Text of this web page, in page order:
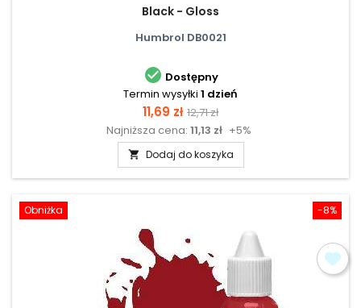
Black - Gloss
Humbrol DB0021
 Dostępny
Termin wysyłki 1 dzień
Cena
11,69 zł Cena
podstawowa
12,71 zł
Najniższa cena: 11,13 zł +5%
 Dodaj do koszyka
-8%
Obniżka